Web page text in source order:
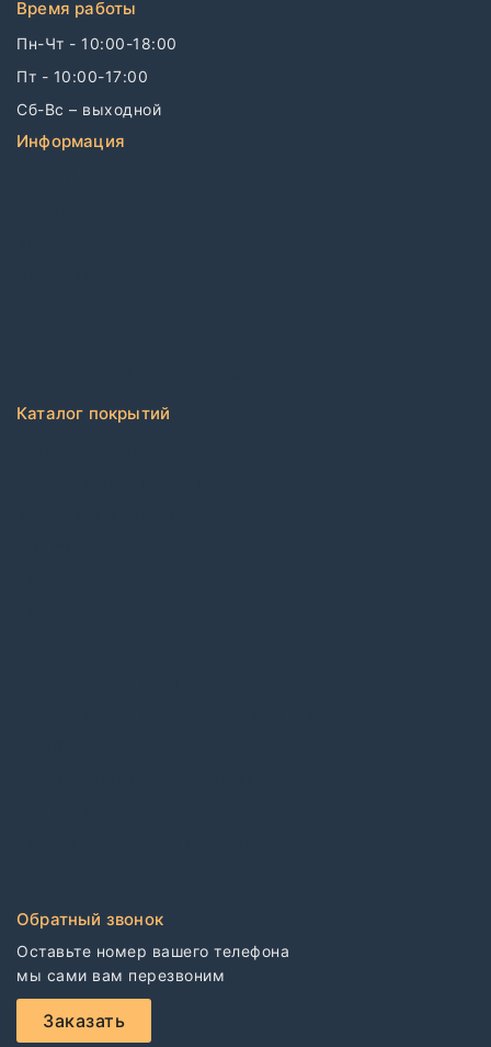
Время работы
Пн-Чт - 10:00-18:00
Пт - 10:00-17:00
Сб-Вс – выходной
Информация
Каталог покрытий
Обратный звонок
Оставьте номер вашего телефона
мы сами вам перезвоним
Заказать